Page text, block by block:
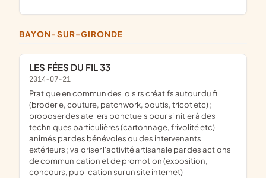
BAYON-SUR-GIRONDE
LES FÉES DU FIL 33
2014-07-21
pratique en commun des loisirs créatifs autour du fil
(broderie, couture, patchwork, boutis, tricot etc) ;
proposer des ateliers ponctuels pour s'initier à des
techniques particulières (cartonnage, frivolité etc)
animés par des bénévoles ou des intervenants
extérieurs ; valoriser l'activité artisanale par des actions
de communication et de promotion (exposition,
concours, publication sur un site internet)